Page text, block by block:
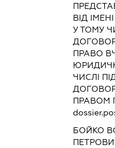
ВІД
У ТОМУ
ПРАВО
ЧИСЛІ
ПРАВОМ
БОЙКО